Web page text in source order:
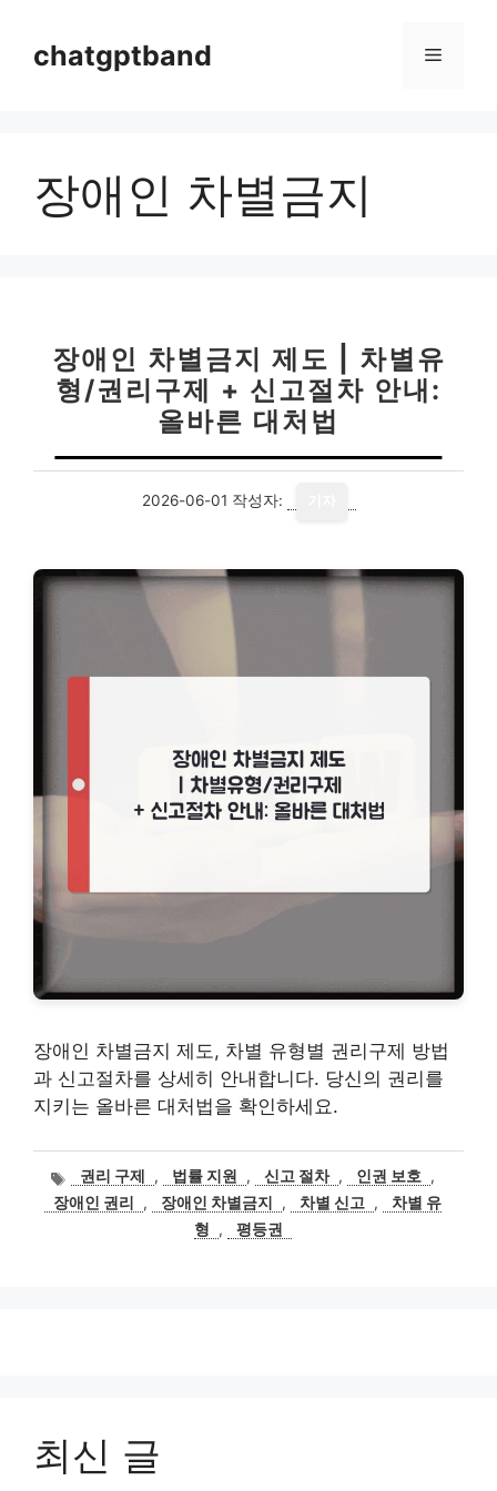
chatgptband 메
장애인 차별금지
장애인 차별금지 제도 | 차별유
형/권리구제 + 신고절차 안내:
올바른 대처법
2026-06-01 작성자:
장애인 차별금지 제도, 차별 유형별 권리구제 방법
과 신고절차를 상세히 안내합니다. 당신의 권리를
지키는 올바른 대처법을 확인하세요.
태
그
권리 구제 , 법률 지원 , 신고 절차 , 인권 보호
,
장애인 권리
, 장애인 차별금지 , 차별 신고 ,
차별 유
형
, 평등권
최신 글